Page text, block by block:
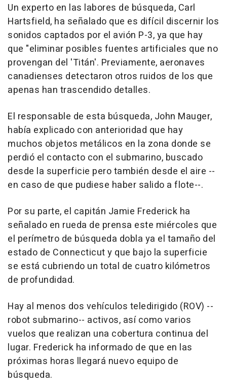
Un experto en las labores de búsqueda, Carl
Hartsfield, ha señalado que es difícil discernir los
sonidos captados por el avión P-3, ya que hay
que "eliminar posibles fuentes artificiales que no
provengan del 'Titán'. Previamente, aeronaves
canadienses detectaron otros ruidos de los que
apenas han trascendido detalles.
El responsable de esta búsqueda, John Mauger,
había explicado con anterioridad que hay
muchos objetos metálicos en la zona donde se
perdió el contacto con el submarino, buscado
desde la superficie pero también desde el aire --
en caso de que pudiese haber salido a flote--.
Por su parte, el capitán Jamie Frederick ha
señalado en rueda de prensa este miércoles que
el perímetro de búsqueda dobla ya el tamaño del
estado de Connecticut y que bajo la superficie
se está cubriendo un total de cuatro kilómetros
de profundidad.
Hay al menos dos vehículos teledirigido (ROV) --
robot submarino-- activos, así como varios
vuelos que realizan una cobertura continua del
lugar. Frederick ha informado de que en las
próximas horas llegará nuevo equipo de
búsqueda.